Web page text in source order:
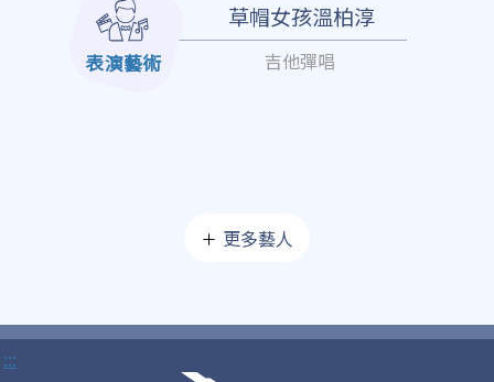
表演藝術
草帽女孩溫柏淳
吉他彈唱
更多藝人
:::